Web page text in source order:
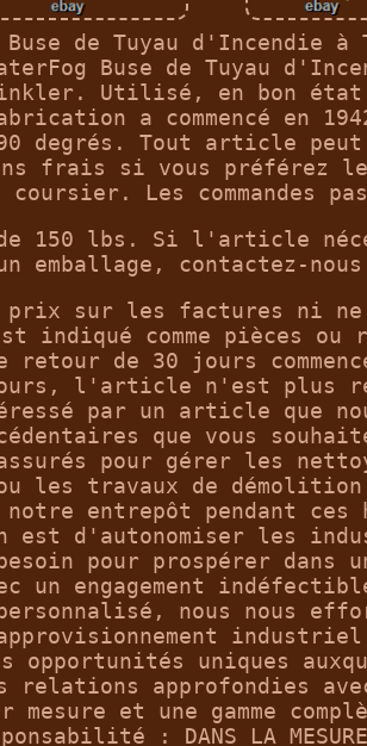
Buse de Tuyau d'Incendie
Buse de Tuyau
Utilisé, en bon
a commencé en
degrés. Tout article
frais si vous préférez le
Les commandes
150 lbs. Si l'article
emballage, contactez-
prix sur les factures ni ne
indiqué comme pièces ou
de 30 jours
l'article n'est plus
par un article que
que vous
pour gérer les
les travaux de
entrepôt pendant ces
est d'autonomiser les
pour prospérer dans un
un engagement
nous nous
industriel.
opportunités uniques
relations approfondies
et une gamme
: DANS LA MESURE